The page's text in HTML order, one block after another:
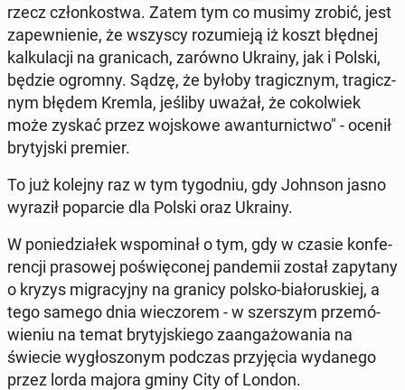
rzecz człon­ko­stwa. Zatem tym co musimy zrobić, jest
za­pew­nie­nie, że wszyscy ro­zu­mie­ją iż koszt błędnej
kal­ku­la­cji na gra­ni­cach, zarówno Ukrainy, jak i Polski,
będzie ogromny. Sądzę, że byłoby tra­gicz­nym, tra­gicz­
nym błędem Kremla, jeśliby uważał, że co­kol­wiek
może zyskać przez woj­sko­we awan­tur­nic­two" - ocenił
bry­tyj­ski premier.
To już kolejny raz w tym ty­go­dniu, gdy Johnson jasno
wyraził po­par­cie dla Polski oraz Ukrainy.
W po­nie­dzia­łek wspo­mi­nał o tym, gdy w czasie kon­fe­
ren­cji pra­so­wej po­świę­co­nej pan­de­mii został za­py­ta­ny
o kryzys mi­gra­cyj­ny na granicy polsko-bia­ło­ru­skiej, a
tego samego dnia wie­czo­rem - w szer­szym prze­mó­
wie­niu na temat bry­tyj­skie­go za­an­ga­żo­wa­nia na
świecie wy­gło­szo­nym podczas przy­ję­cia wy­da­ne­go
przez lorda majora gminy City of London.